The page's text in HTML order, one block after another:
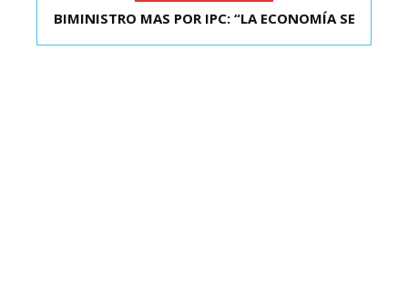
BIMINISTRO MAS POR IPC: “LA ECONOMÍA SE